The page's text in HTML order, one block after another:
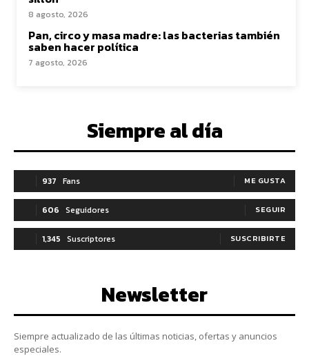
8 agosto, 2026
Pan, circo y masa madre: las bacterias también
saben hacer política
7 agosto, 2026
Siempre al día
937 Fans ME GUSTA
606 Seguidores SEGUIR
1,345 Suscriptores SUSCRIBIRTE
Newsletter
Siempre actualizado de las últimas noticias, ofertas y anuncios
especiales.